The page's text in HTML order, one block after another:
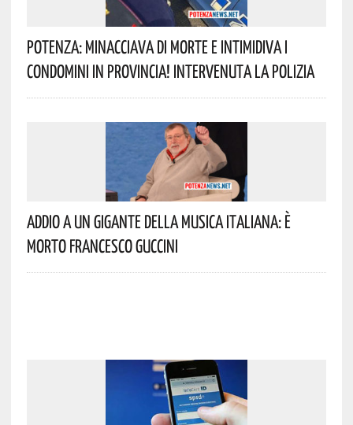
Potenza: Minacciava Di Morte E Intimidiva I
Condomini In Provincia! Intervenuta La Polizia
Addio A Un Gigante Della Musica Italiana: È
Morto Francesco Guccini